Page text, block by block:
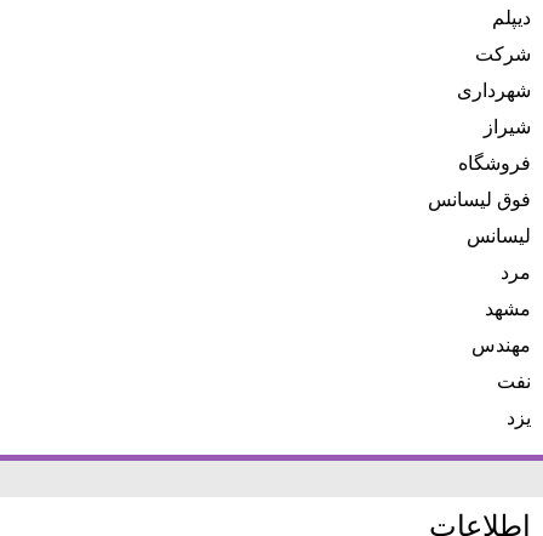
دیپلم
شرکت
شهرداری
شیراز
فروشگاه
فوق لیسانس
لیسانس
مرد
مشهد
مهندس
نفت
یزد
اطلاعات